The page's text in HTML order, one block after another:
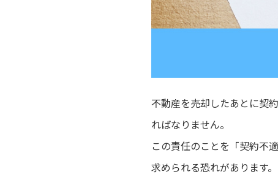
不動産を売却したあとに契
ればなりません。
この責任のことを「契約不
求められる恐れがあります。